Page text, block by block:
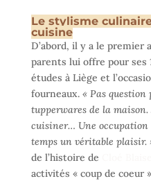
Le stylisme
cuisine
D’abord, il y a le premier
parents lui offre pour ses
études à Liège et
fourneaux. « Pas question
tupperwares de la maison.
cuisiner… Une occupation
temps un véritable plaisir.
de l’histoire de
activités « coup de coeur